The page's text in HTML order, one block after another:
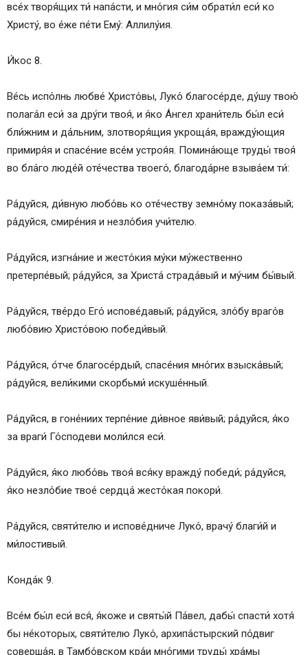
все́х творя́щих ти́ напа́сти, и мно́гия си́м обрати́л еси́ ко
Христу́, во е́же пе́ти Ему́: Аллилу́ия.
И́кос 8.
Ве́сь испо́лнь любве́ Христо́вы, Луко́ благосе́рде, ду́шу твою́
полага́л еси́ за дру́ги твоя́, и я́ко А́нгел храни́тель бы́л еси́
бли́жним и да́льним, злотворя́щия укроща́я, вражду́ющия
примиря́я и спасе́ние все́м устроя́я. Помина́юще труды́ твоя́
во бла́го люде́й оте́чества твоего́, благода́рне взыва́ем ти́:
Ра́дуйся, ди́вную любо́вь ко оте́честву земно́му показа́вый;
ра́дуйся, смире́ния и незло́бия учи́телю.
Ра́дуйся, изгна́ние и жесто́кия му́ки му́жественно
претерпе́вый; ра́дуйся, за Христа́ страда́вый и му́чим бы́вый.
Ра́дуйся, тве́рдо Его́ испове́давый; ра́дуйся, зло́бу враго́в
любо́вию Христо́вою победи́вый.
Ра́дуйся, о́тче благосе́рдый, спасе́ния мно́гих взыска́вый;
ра́дуйся, вели́кими скорбьми́ искуше́нный.
Ра́дуйся, в гоне́ниих терпе́ние ди́вное яви́вый; ра́дуйся, я́ко
за враги́ Го́сподеви моли́лся еси́.
Ра́дуйся, я́ко любо́вь твоя́ вся́ку вражду́ победи́; ра́дуйся,
я́ко незло́бие твое́ сердца́ жесто́кая покори́.
Ра́дуйся, святи́телю и испове́дниче Луко́, врачу́ благи́й и
ми́лостивый.
Конда́к 9.
Все́м бы́л еси́ вся́, я́коже и святы́й Па́вел, дабы́ спасти́ хотя́
бы не́которых, святи́телю Луко́, архипа́стырский по́двиг
соверша́я, в Тамбо́вском кра́и мно́гими труды́ хра́мы